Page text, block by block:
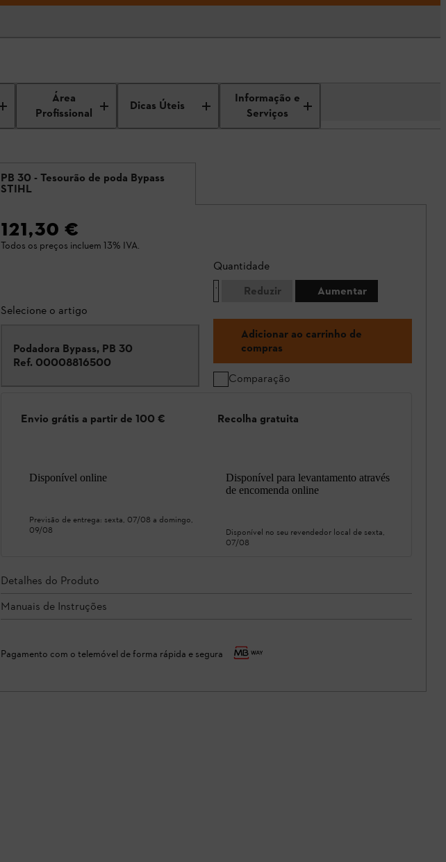
Área
Profissional
Dicas Úteis
Informação e
Serviços
PB 30 - Tesourão de poda Bypass
STIHL
121,30 €
Todos os preços incluem 13% IVA.
Selecione o artigo
Podadora Bypass, PB 30
Ref. 00008816500
Quantidade
Reduzir
Aumentar
Adicionar ao carrinho de
compras
Comparação
Envio grátis a partir de 100 €
Disponível online
Previsão de entrega: sexta, 07/08 a domingo,
09/08
Recolha gratuita
Disponível para levantamento através
de encomenda online
Disponível no seu revendedor local de sexta,
07/08
Detalhes do Produto
Manuais de Instruções
Pagamento com o telemóvel de forma rápida e segura